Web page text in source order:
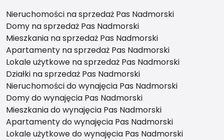
Nieruchomości na sprzedaż Pas Nadmorski
Domy na sprzedaż Pas Nadmorski
Mieszkania na sprzedaż Pas Nadmorski
Apartamenty na sprzedaż Pas Nadmorski
Lokale użytkowe na sprzedaż Pas Nadmorski
Działki na sprzedaż Pas Nadmorski
Nieruchomości do wynajęcia Pas Nadmorski
Domy do wynajęcia Pas Nadmorski
Mieszkania do wynajęcia Pas Nadmorski
Apartamenty do wynajęcia Pas Nadmorski
Lokale użytkowe do wynajęcia Pas Nadmorski